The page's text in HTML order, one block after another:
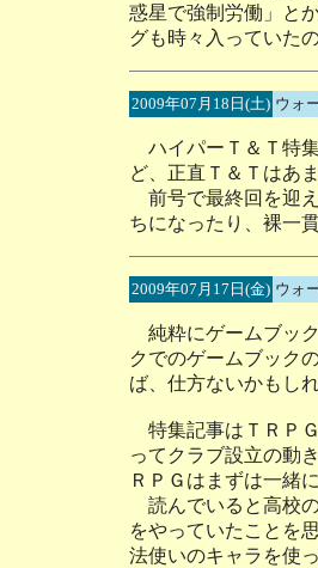
惑星で強制労働」と
グも時々入っていた
2009年07月18日(土) ウォ
ハイパーＴ＆Ｔ特
ど、正直Ｔ＆Ｔはあ
前号で最終回を迎
ちになったり、裸一
2009年07月17日(金) ウォ
純粋にゲームブッ
クでのゲームブック
ば、仕方ないかもし
特集記事はＴＲＰ
ってクラブ設立の動
ＲＰＧはまずは一緒
読んでいると高校
をやっていたことを
法使いのキャラを使